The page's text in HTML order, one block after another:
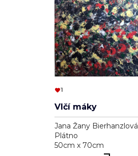
1
Vlčí máky
Jana Žany Bierhanzlová
Plátno
50cm x 70cm